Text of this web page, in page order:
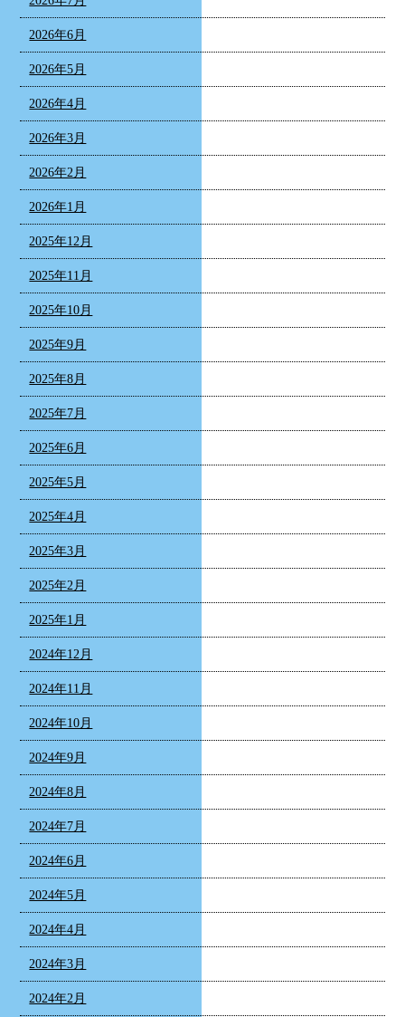
2026年6月
2026年5月
2026年4月
2026年3月
2026年2月
2026年1月
2025年12月
2025年11月
2025年10月
2025年9月
2025年8月
2025年7月
2025年6月
2025年5月
2025年4月
2025年3月
2025年2月
2025年1月
2024年12月
2024年11月
2024年10月
2024年9月
2024年8月
2024年7月
2024年6月
2024年5月
2024年4月
2024年3月
2024年2月